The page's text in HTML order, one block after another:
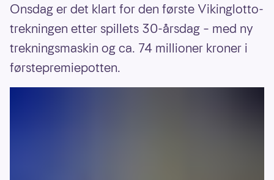
Onsdag er det klart for den første Vikinglotto-
trekningen etter spillets 30-årsdag – med ny
trekningsmaskin og ca. 74 millioner kroner i
førstepremiepotten.